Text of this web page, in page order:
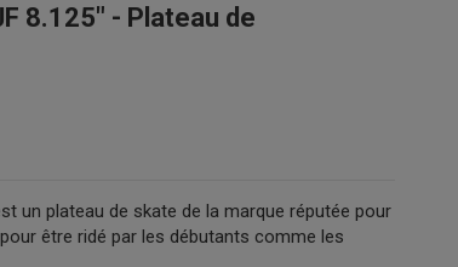
8.125" - Plateau de
un plateau de skate de la marque réputée pour
être ridé par les débutants comme les